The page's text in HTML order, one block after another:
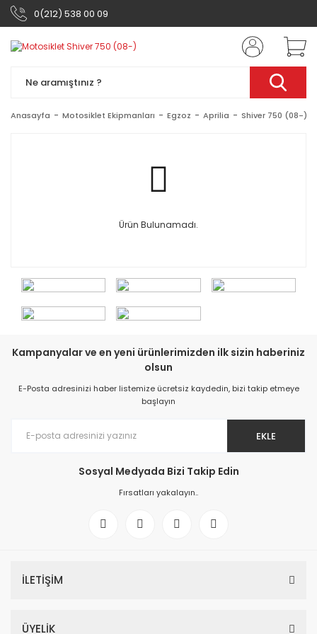
0(212) 538 00 09
Anasayfa Motosiklet Ekipmanları Egzoz Aprilia Shiver 750 (08-)
Ürün Bulunamadı.
Kampanyalar ve en yeni ürünlerimizden ilk sizin haberiniz
olsun
E-Posta adresinizi haber listemize ücretsiz kaydedin, bizi takip etmeye
başlayın
EKLE
Sosyal Medyada Bizi Takip Edin
Fırsatları yakalayın..
İLETİŞİM
ÜYELİK